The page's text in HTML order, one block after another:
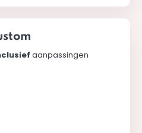
aanpassingen